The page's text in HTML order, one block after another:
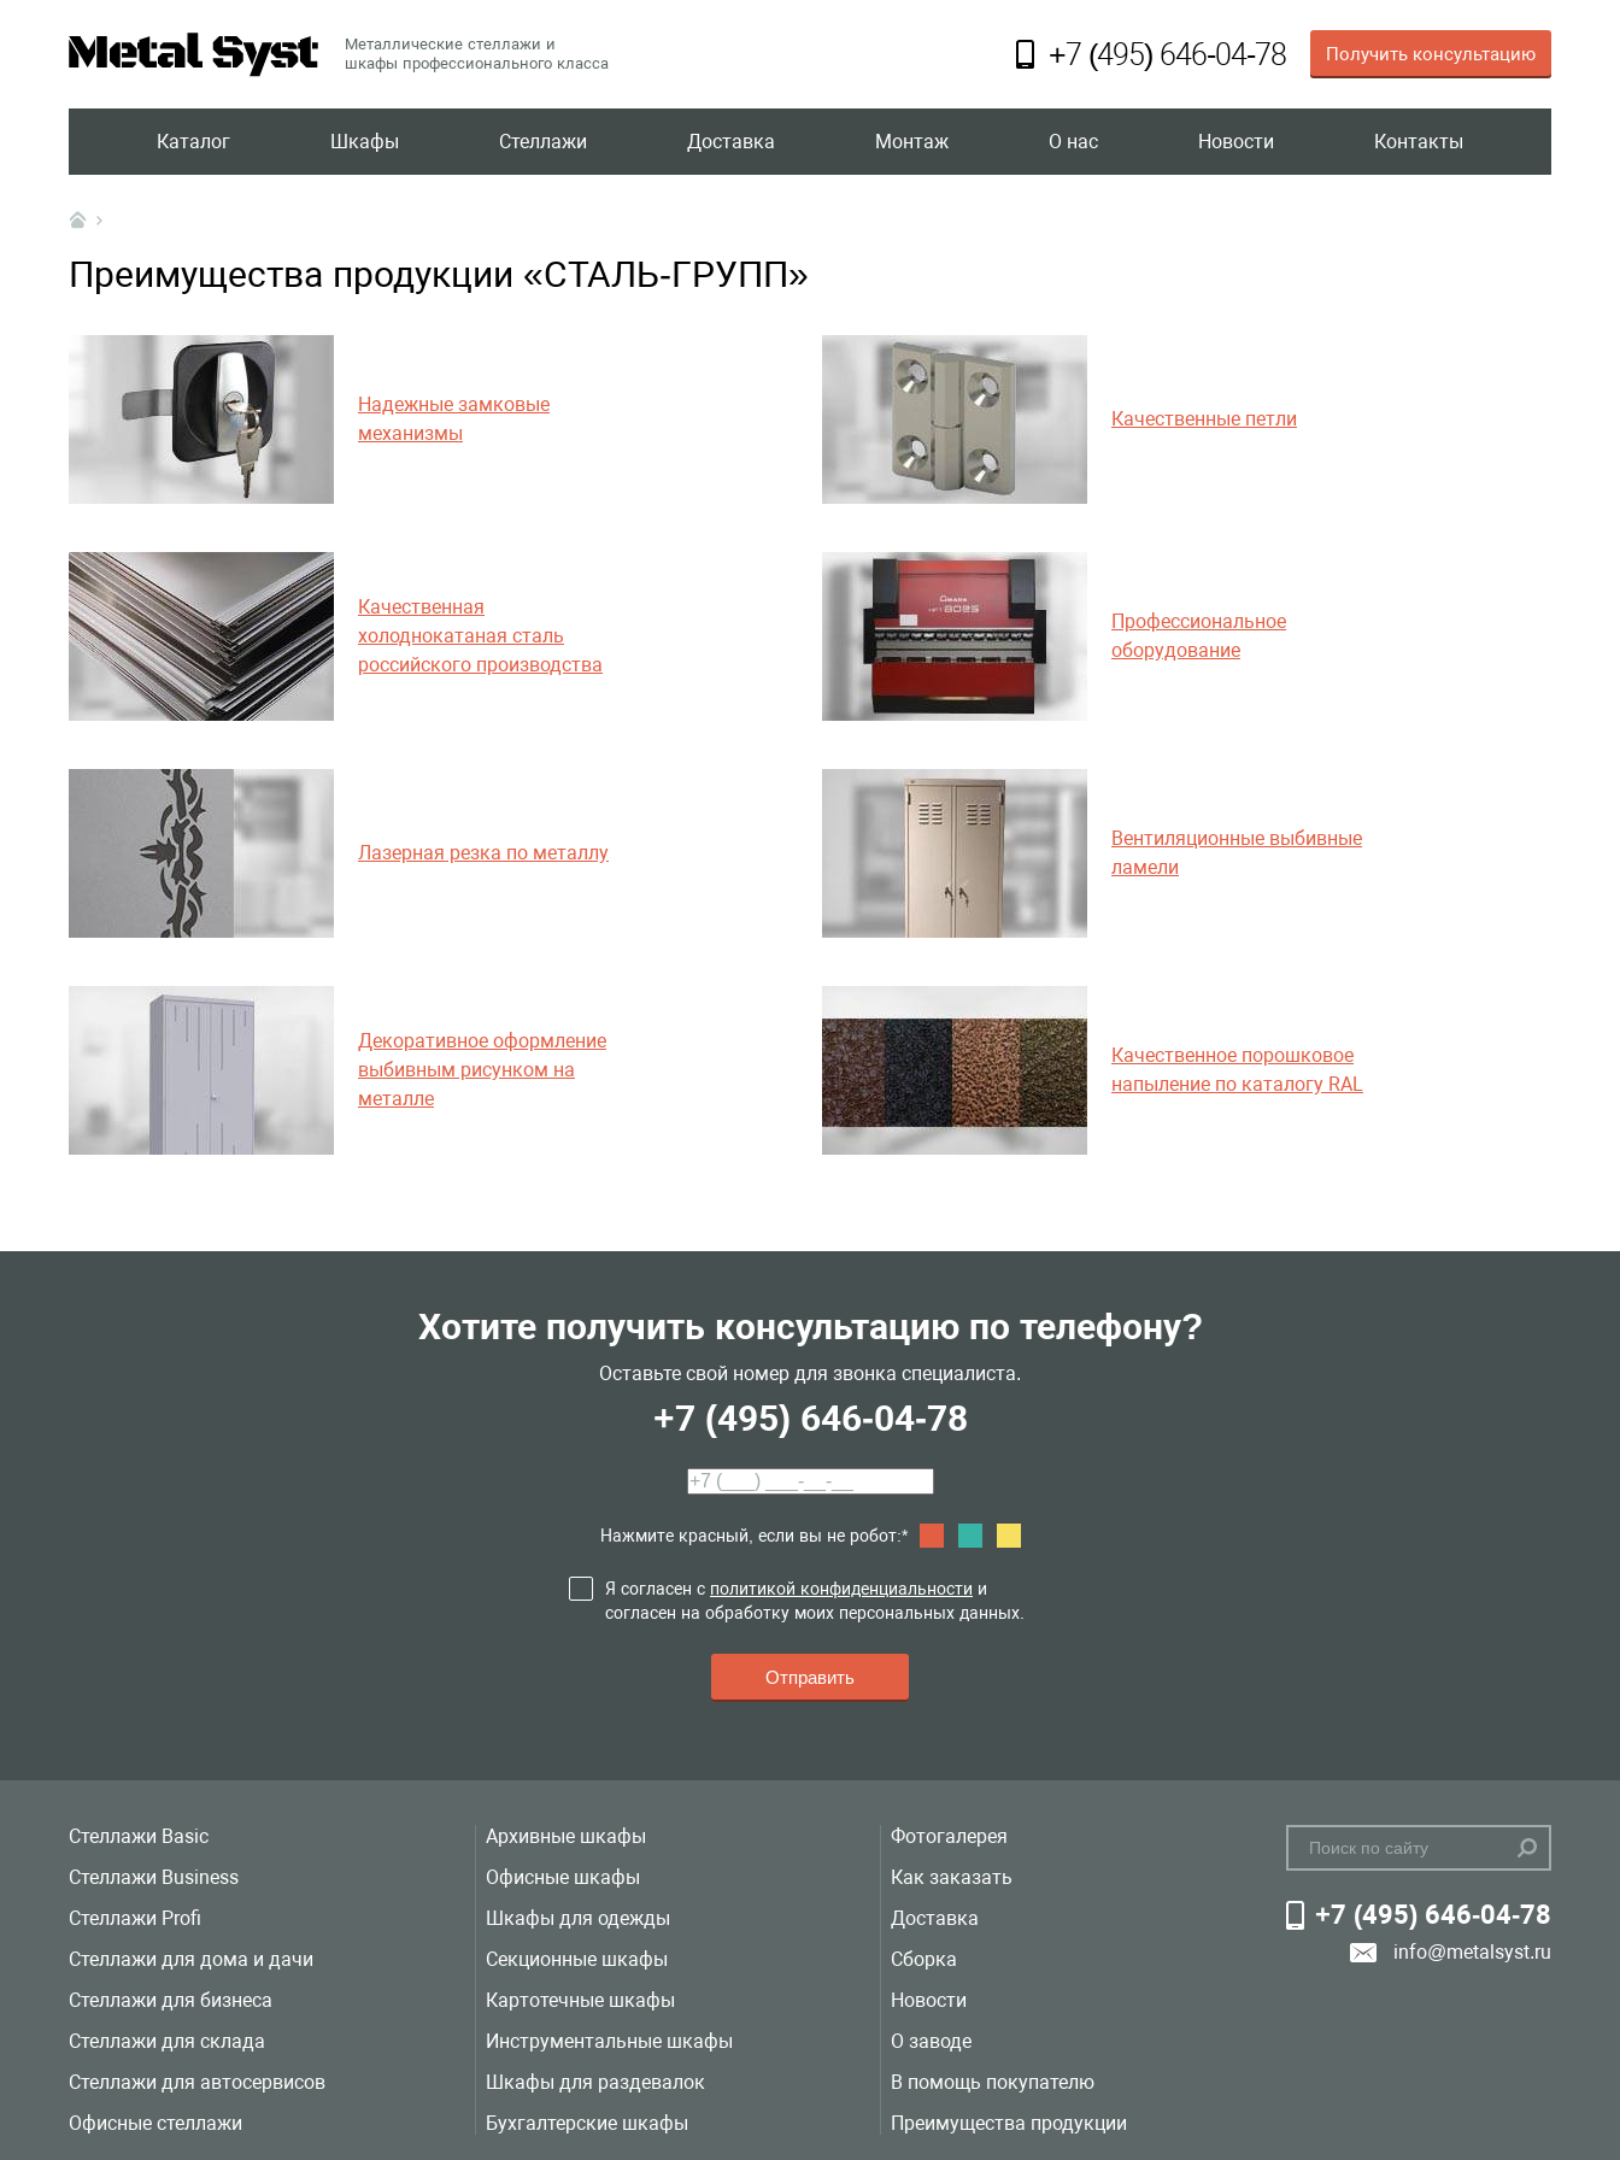
Металлические стеллажи и
шкафы профессионального класса
+7 (495) 646-04-78 Получить консультацию
Каталог Шкафы Стеллажи Доставка Монтаж О нас Новости Контакты
Преимущества продукции «СТАЛЬ-ГРУПП»
Надежные замковые
механизмы
Качественные петли
Качественная
холоднокатаная сталь
российского производства
Профессиональное
оборудование
Лазерная резка по металлу
Вентиляционные выбивные
ламели
Декоративное оформление
выбивным рисунком на
металле
Качественное порошковое
напыление по каталогу RAL
Хотите получить консультацию по телефону?
Оставьте свой номер для звонка специалиста.
+7 (495) 646-04-78
Нажмите красный, если вы не робот:*
Я согласен с политикой конфиденциальности и
согласен на обработку моих персональных данных.
Стеллажи Basic
Стеллажи Business
Стеллажи Profi
Стеллажи для дома и дачи
Стеллажи для бизнеса
Стеллажи для склада
Стеллажи для автосервисов
Офисные стеллажи
Архивные шкафы
Офисные шкафы
Шкафы для одежды
Секционные шкафы
Картотечные шкафы
Инструментальные шкафы
Шкафы для раздевалок
Бухгалтерские шкафы
Фотогалерея
Как заказать
Доставка
Сборка
Новости
О заводе
В помощь покупателю
Преимущества продукции
+7 (495) 646-04-78
info@metalsyst.ru